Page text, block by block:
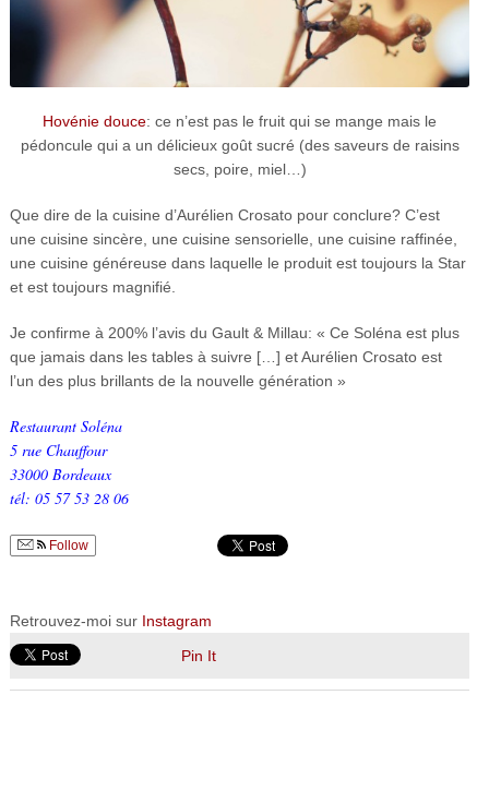
Hovénie douce: ce n’est pas le fruit qui se mange mais le
pédoncule qui a un délicieux goût sucré (des saveurs de raisins
secs, poire, miel…)
Que dire de la cuisine d’Aurélien Crosato pour conclure? C’est
une cuisine sincère, une cuisine sensorielle, une cuisine raffinée,
une cuisine généreuse dans laquelle le produit est toujours la Star
et est toujours magnifié.
Je confirme à 200% l’avis du Gault & Millau: « Ce Soléna est plus
que jamais dans les tables à suivre […] et Aurélien Crosato est
l’un des plus brillants de la nouvelle génération »
Restaurant Soléna
5 rue Chauffour
33000 Bordeaux
tél: 05 57 53 28 06
Follow
Retrouvez-moi sur Instagram
Pin It